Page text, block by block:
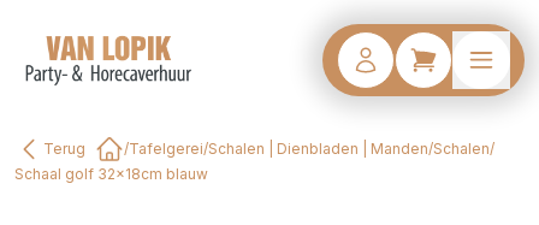
Terug
Home
/Tafelgerei/Schalen | Dienbladen | Manden/Schalen/
Schaal golf 32x18cm blauw